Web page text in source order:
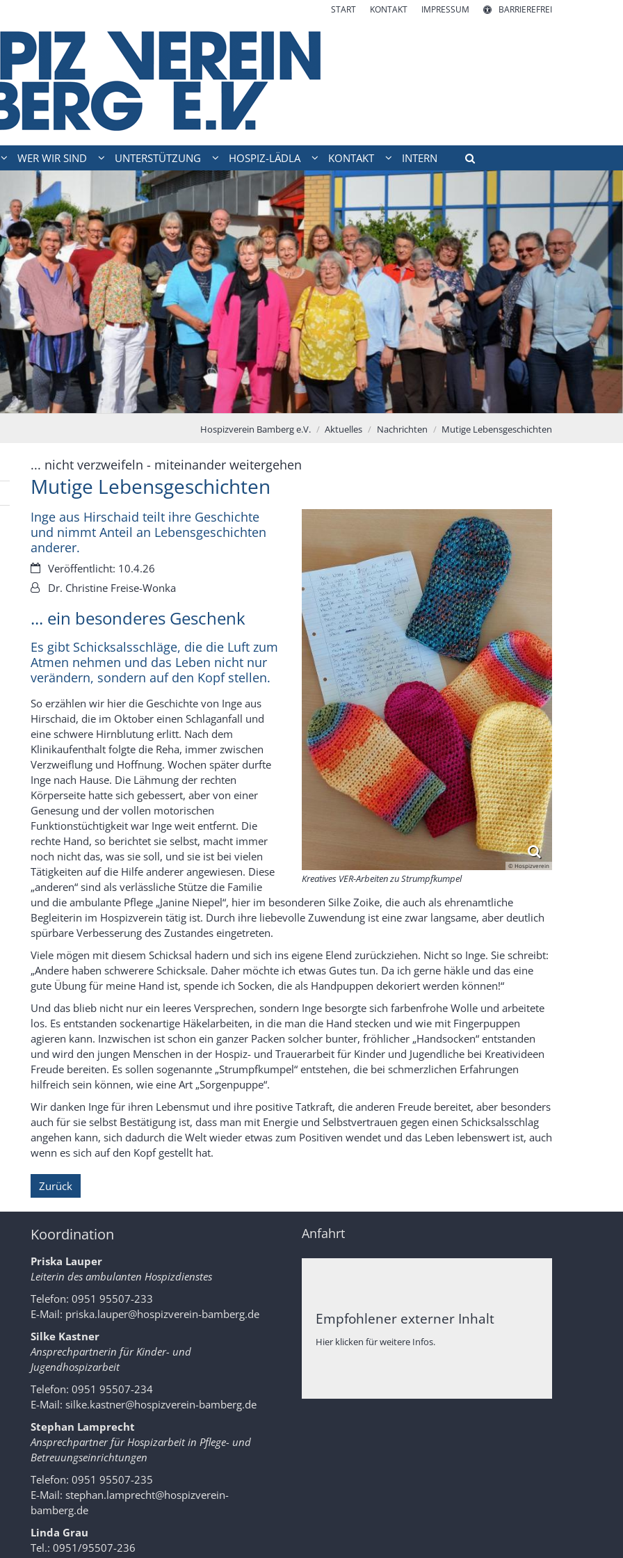
START KONTAKT IMPRESSUM BARRIEREFREI
WER WIR SIND UNTERSTÜTZUNG HOSPIZ-LÄDLA KONTAKT INTERN
Hospizverein Bamberg e.V. Aktuelles Nachrichten Mutige Lebensgeschichten
... nicht verzweifeln - miteinander weitergehen
Mutige Lebensgeschichten
© Hospizverein
Kreatives VER-Arbeiten zu Strumpfkumpel
Inge aus Hirschaid teilt ihre Geschichte
und nimmt Anteil an Lebensgeschichten
anderer.
Datum:Veröffentlicht: 10.4.26
Von:Dr. Christine Freise-Wonka
... ein besonderes Geschenk
Es gibt Schicksalsschläge, die die Luft zum
Atmen nehmen und das Leben nicht nur
verändern, sondern auf den Kopf stellen.
So erzählen wir hier die Geschichte von Inge aus
Hirschaid, die im Oktober einen Schlaganfall und
eine schwere Hirnblutung erlitt. Nach dem
Klinikaufenthalt folgte die Reha, immer zwischen
Verzweiflung und Hoffnung. Wochen später durfte
Inge nach Hause. Die Lähmung der rechten
Körperseite hatte sich gebessert, aber von einer
Genesung und der vollen motorischen
Funktionstüchtigkeit war Inge weit entfernt. Die
rechte Hand, so berichtet sie selbst, macht immer
noch nicht das, was sie soll, und sie ist bei vielen
Tätigkeiten auf die Hilfe anderer angewiesen. Diese
„anderen“ sind als verlässliche Stütze die Familie
und die ambulante Pflege „Janine Niepel“, hier im besonderen Silke Zoike, die auch als ehrenamtliche
Begleiterin im Hospizverein tätig ist. Durch ihre liebevolle Zuwendung ist eine zwar langsame, aber deutlich
spürbare Verbesserung des Zustandes eingetreten.
Viele mögen mit diesem Schicksal hadern und sich ins eigene Elend zurückziehen. Nicht so Inge. Sie schreibt:
„Andere haben schwerere Schicksale. Daher möchte ich etwas Gutes tun. Da ich gerne häkle und das eine
gute Übung für meine Hand ist, spende ich Socken, die als Handpuppen dekoriert werden können!“
Und das blieb nicht nur ein leeres Versprechen, sondern Inge besorgte sich farbenfrohe Wolle und arbeitete
los. Es entstanden sockenartige Häkelarbeiten, in die man die Hand stecken und wie mit Fingerpuppen
agieren kann. Inzwischen ist schon ein ganzer Packen solcher bunter, fröhlicher „Handsocken“ entstanden
und wird den jungen Menschen in der Hospiz- und Trauerarbeit für Kinder und Jugendliche bei Kreativideen
Freude bereiten. Es sollen sogenannte „Strumpfkumpel“ entstehen, die bei schmerzlichen Erfahrungen
hilfreich sein können, wie eine Art „Sorgenpuppe“.
Wir danken Inge für ihren Lebensmut und ihre positive Tatkraft, die anderen Freude bereitet, aber besonders
auch für sie selbst Bestätigung ist, dass man mit Energie und Selbstvertrauen gegen einen Schicksalsschlag
angehen kann, sich dadurch die Welt wieder etwas zum Positiven wendet und das Leben lebenswert ist, auch
wenn es sich auf den Kopf gestellt hat.
Zurück
Koordination
Priska Lauper
Leiterin des ambulanten Hospizdienstes
Telefon: 0951 95507-233
E-Mail: priska.lauper@hospizverein-bamberg.de
Silke Kastner
Ansprechpartnerin für Kinder- und
Jugendhospizarbeit
Telefon: 0951 95507-234
E-Mail: silke.kastner@hospizverein-bamberg.de
Stephan Lamprecht
Ansprechpartner für Hospizarbeit in Pflege- und
Betreuungseinrichtungen
Telefon: 0951 95507-235
E-Mail: stephan.lamprecht@hospizverein-
bamberg.de
Linda Grau
Tel.: 0951/95507-236
Anfahrt
Empfohlener externer Inhalt
Hier klicken für weitere Infos.